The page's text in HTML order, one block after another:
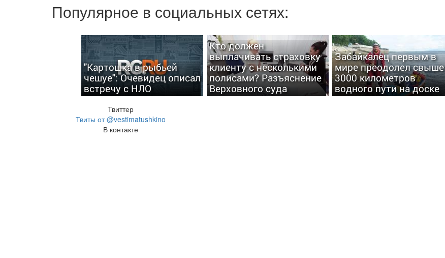
Популярное в социальных сетях:
"Картошка в рыбьей
чешуе": Очевидец описал
встречу с НЛО
Кто должен
выплачивать страховку
клиенту с несколькими
полисами? Разъяснение
Верховного суда
Забайкалец первым в
мире преодолел свыше
3000 километров
водного пути на доске
Твиттер
Твиты от @vestimatushkino
В контакте